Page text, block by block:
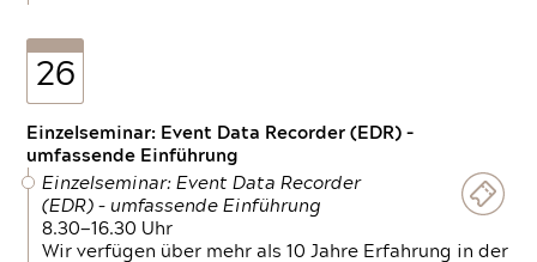
26
Einzelseminar: Event Data Recorder (EDR) –
umfassende Einführung
Einzelseminar: Event Data Recorder
(EDR) – umfassende Einführung
8.30—16.30 Uhr
Wir verfügen über mehr als 10 Jahre Erfahrung in der